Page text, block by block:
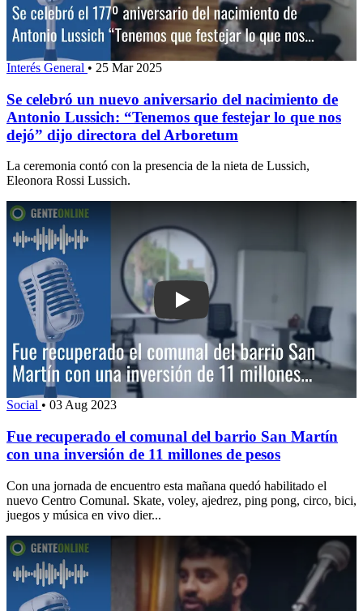
Interés General • 25 Mar 2025
Se celebró un nuevo aniversario del nacimiento de
Antonio Lussich: “Tenemos que festejar lo que nos
dejó” dijo directora del Arboretum
La ceremonia contó con la presencia de la nieta de Lussich,
Eleonora Rossi Lussich.
Play: Fue recuperado el comunal del
Social • 03 Aug 2023
Fue recuperado el comunal del barrio San Martín
con una inversión de 11 millones de pesos
Con una jornada de encuentro esta mañana quedó habilitado el
nuevo Centro Comunal. Skate, voley, ajedrez, ping pong, circo, bici,
juegos y música en vivo dier...